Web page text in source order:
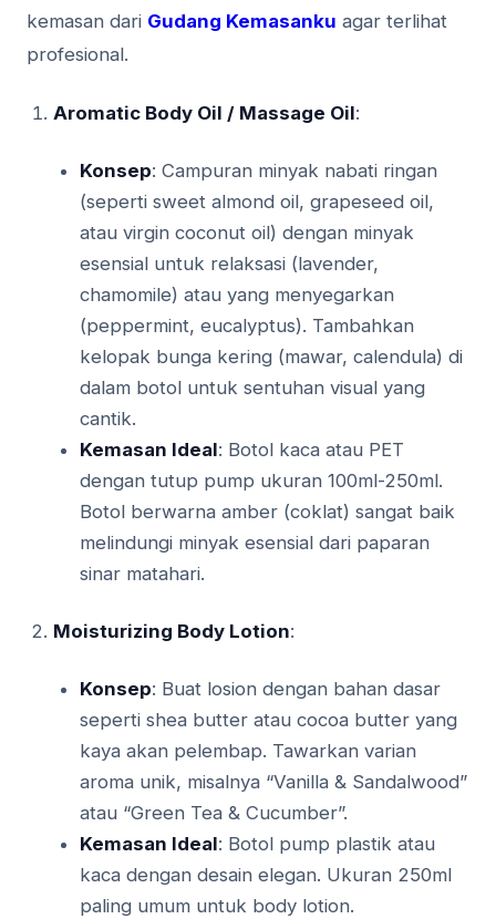
kemasan dari Gudang Kemasanku agar terlihat
profesional.
Aromatic Body Oil / Massage Oil:
Konsep: Campuran minyak nabati ringan
(seperti sweet almond oil, grapeseed oil,
atau virgin coconut oil) dengan minyak
esensial untuk relaksasi (lavender,
chamomile) atau yang menyegarkan
(peppermint, eucalyptus). Tambahkan
kelopak bunga kering (mawar, calendula) di
dalam botol untuk sentuhan visual yang
cantik.
Kemasan Ideal: Botol kaca atau PET
dengan tutup pump ukuran 100ml-250ml.
Botol berwarna amber (coklat) sangat baik
melindungi minyak esensial dari paparan
sinar matahari.
Moisturizing Body Lotion:
Konsep: Buat losion dengan bahan dasar
seperti shea butter atau cocoa butter yang
kaya akan pelembap. Tawarkan varian
aroma unik, misalnya “Vanilla & Sandalwood”
atau “Green Tea & Cucumber”.
Kemasan Ideal: Botol pump plastik atau
kaca dengan desain elegan. Ukuran 250ml
paling umum untuk body lotion.